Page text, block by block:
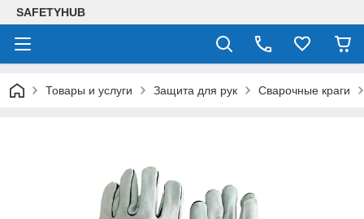
SAFETYHUB
Товары и услуги Защита для рук Сварочные краги